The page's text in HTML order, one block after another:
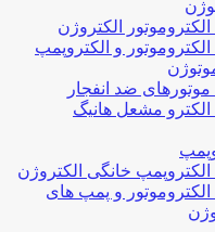
الکتروژن
و الکتروپمپ
ضد انفجار
مشعل هانیگ
خانگی الکتروژن
و پمپ های